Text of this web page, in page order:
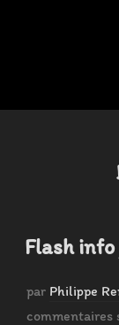
Flash
par Philippe
commentaires